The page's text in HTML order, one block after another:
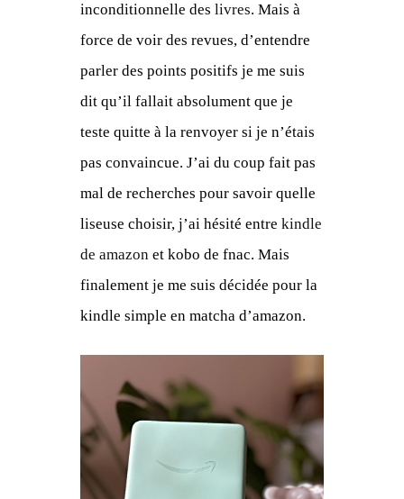
inconditionnelle des livres. Mais à
force de voir des revues, d’entendre
parler des points positifs je me suis
dit qu’il fallait absolument que je
teste quitte à la renvoyer si je n’étais
pas convaincue. J’ai du coup fait pas
mal de recherches pour savoir quelle
liseuse choisir, j’ai hésité entre kindle
de amazon et kobo de fnac. Mais
finalement je me suis décidée pour la
kindle simple en matcha d’amazon.